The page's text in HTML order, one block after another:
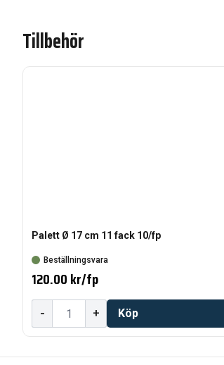
Tillbehör
Palett Ø 17 cm 11 fack 10/fp
Beställningsvara
120.00 kr/fp
- + Köp